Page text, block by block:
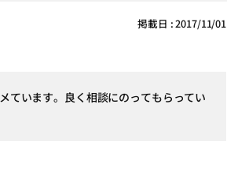
掲載日 : 2017/11/01
ています。良く相談にのってもらってい